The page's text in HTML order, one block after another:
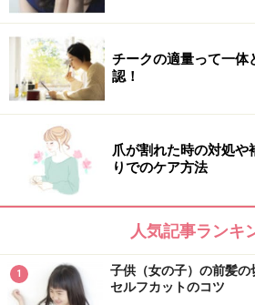
トレンド感のある「おしゃれウル
美人に！
「美女ボブヘア」は色気カラーと
すすめ3選
※記事内容は執筆時点のものです。最新
【編集部おすすめの購入サイト】
Amazonで人気のヘアケア用
チークの適量って一体
認！
爪が割れた時の対処や
りでのケア方法
人気記事ランキ
1
子供（女の子）の前髪
セルフカットのコツ